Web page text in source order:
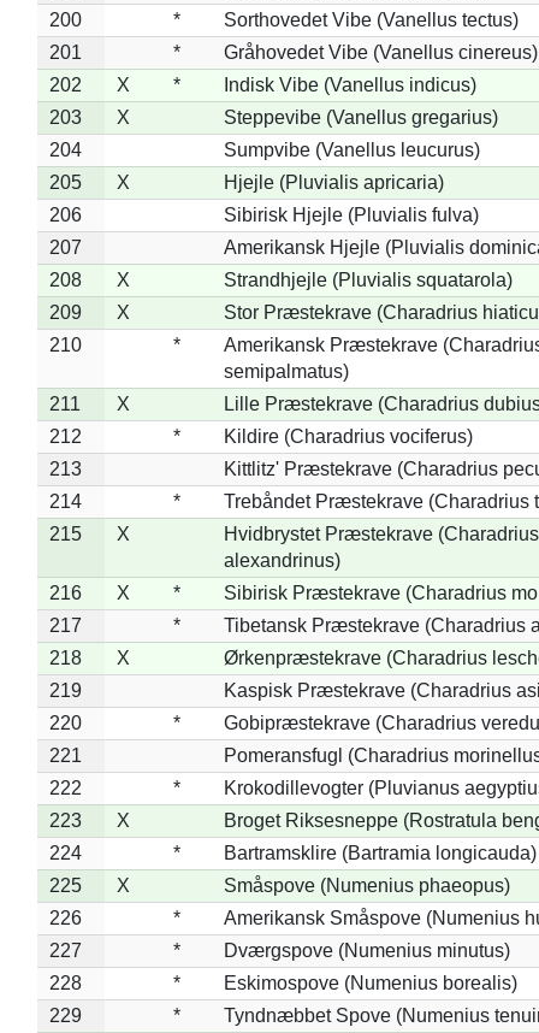
200
*
Sorthovedet Vibe (Vanellus tectus)
201
*
Gråhovedet Vibe (Vanellus cinereus)
202
X *
Indisk Vibe (Vanellus indicus)
203
X
Steppevibe (Vanellus gregarius)
204
Sumpvibe (Vanellus leucurus)
205
X
Hjejle (Pluvialis apricaria)
206
Sibirisk Hjejle (Pluvialis fulva)
207
Amerikansk Hjejle (Pluvialis
208
X
Strandhjejle (Pluvialis squatarola)
209
X
Stor Præstekrave (Charadrius
210
*
Amerikansk Præstekrave
semipalmatus)
211
X
Lille Præstekrave (Charadrius
212
*
Kildire (Charadrius vociferus)
213
Kittlitz' Præstekrave (Charadrius
214
*
Trebåndet Præstekrave (Charadrius
215
X
Hvidbrystet Præstekrave (Charadrius
alexandrinus)
216
X *
Sibirisk Præstekrave (Charadrius
217
*
Tibetansk Præstekrave (Charadrius
218
X
Ørkenpræstekrave (Charadrius
219
Kaspisk Præstekrave (Charadrius
220
*
Gobipræstekrave (Charadrius
221
Pomeransfugl (Charadrius
222
*
Krokodillevogter (Pluvianus
223
X
Broget Riksesneppe (Rostratula
224
*
Bartramsklire (Bartramia longicauda)
225
X
Småspove (Numenius phaeopus)
226
*
Amerikansk Småspove (Numenius
227
*
Dværgspove (Numenius minutus)
228
*
Eskimospove (Numenius borealis)
229
* Tyndnæbbet Spove (Numenius